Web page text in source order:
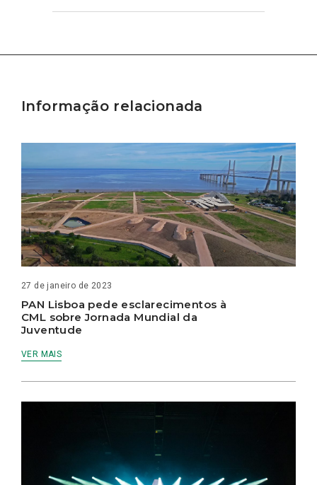
Informação relacionada
27 de janeiro de 2023
PAN Lisboa pede esclarecimentos à
CML sobre Jornada Mundial da
Juventude
VER MAIS